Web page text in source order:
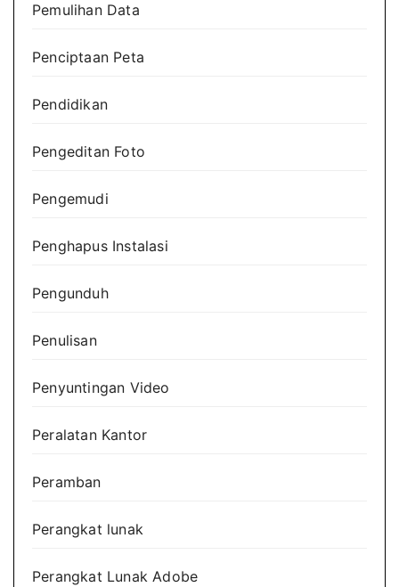
Pemulihan Data
Penciptaan Peta
Pendidikan
Pengeditan Foto
Pengemudi
Penghapus Instalasi
Pengunduh
Penulisan
Penyuntingan Video
Peralatan Kantor
Peramban
Perangkat lunak
Perangkat Lunak Adobe